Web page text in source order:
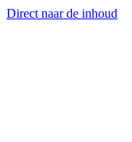
Direct naar de inhoud